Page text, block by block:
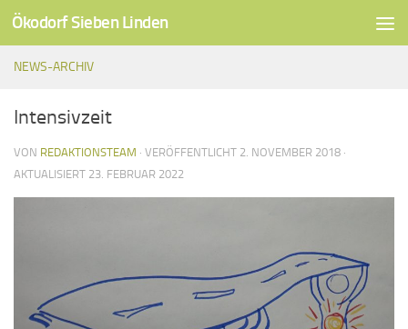
Unter dem Inhalt
Ökodorf Sieben Linden
NEWS-ARCHIV
Intensivzeit
VON REDAKTIONSTEAM · VERÖFFENTLICHT 2. NOVEMBER 2018 ·
AKTUALISIERT 23. FEBRUAR 2022